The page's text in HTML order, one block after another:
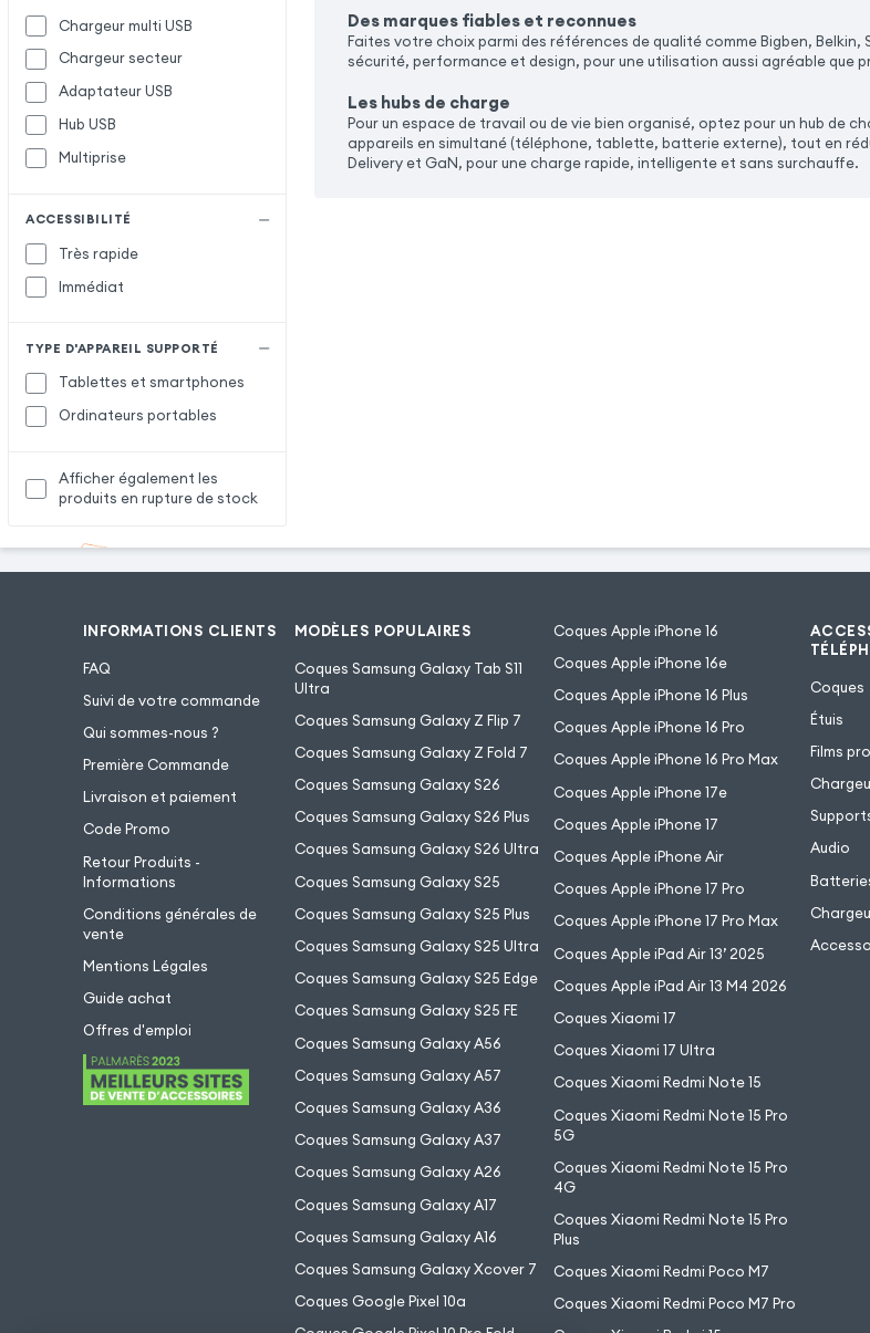
Chargeur multi USB
Chargeur secteur
Adaptateur USB
Hub USB
Multiprise
ACCESSIBILITÉ
Très rapide
Immédiat
TYPE D'APPAREIL SUPPORTÉ
Tablettes et smartphones
Ordinateurs portables
Afficher également les
produits en rupture de stock
Des marques fiables et reconnues
Faites votre choix parmi des références de qualité comme Bigben,
sécurité, performance et design, pour une utilisation aussi agréable que
Les hubs de charge
Pour un espace de travail ou de vie bien organisé, optez pour un hub de
appareils en simultané (téléphone, tablette, batterie externe), tout en
Delivery et GaN, pour une charge rapide, intelligente et sans surchauffe.
INFORMATIONS CLIENTS
FAQ
Suivi de votre commande
Qui sommes-nous ?
Première Commande
Livraison et paiement
Code Promo
Retour Produits -
Informations
Conditions générales de
vente
Mentions Légales
Guide achat
Offres d'emploi
MODÈLES POPULAIRES
Coques Samsung Galaxy Tab S11
Ultra
Coques Samsung Galaxy Z Flip 7
Coques Samsung Galaxy Z Fold 7
Coques Samsung Galaxy S26
Coques Samsung Galaxy S26 Plus
Coques Samsung Galaxy S26 Ultra
Coques Samsung Galaxy S25
Coques Samsung Galaxy S25 Plus
Coques Samsung Galaxy S25 Ultra
Coques Samsung Galaxy S25 Edge
Coques Samsung Galaxy S25 FE
Coques Samsung Galaxy A56
Coques Samsung Galaxy A57
Coques Samsung Galaxy A36
Coques Samsung Galaxy A37
Coques Samsung Galaxy A26
Coques Samsung Galaxy A17
Coques Samsung Galaxy A16
Coques Samsung Galaxy Xcover 7
Coques Google Pixel 10a
Coques Apple iPhone 16
Coques Apple iPhone 16e
Coques Apple iPhone 16 Plus
Coques Apple iPhone 16 Pro
Coques Apple iPhone 16 Pro Max
Coques Apple iPhone 17e
Coques Apple iPhone 17
Coques Apple iPhone Air
Coques Apple iPhone 17 Pro
Coques Apple iPhone 17 Pro Max
Coques Apple iPad Air 13’ 2025
Coques Apple iPad Air 13 M4 2026
Coques Xiaomi 17
Coques Xiaomi 17 Ultra
Coques Xiaomi Redmi Note 15
Coques Xiaomi Redmi Note 15 Pro
5G
Coques Xiaomi Redmi Note 15 Pro
4G
Coques Xiaomi Redmi Note 15 Pro
Plus
Coques Xiaomi Redmi Poco M7
Coques Xiaomi Redmi Poco M7 Pro
Coques
Étuis
Films
Audio